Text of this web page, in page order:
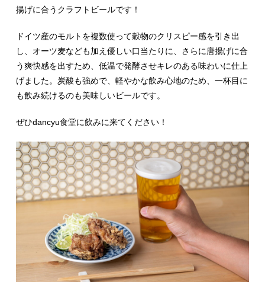
揚げに合うクラフトビールです！
ドイツ産のモルトを複数使って穀物のクリスピー感を引き出
し、オーツ麦なども加え優しい口当たりに、さらに唐揚げに合
う爽快感を出すため、低温で発酵させキレのある味わいに仕上
げました。炭酸も強めで、軽やかな飲み心地のため、一杯目に
も飲み続けるのも美味しいビールです。
ぜひdancyu食堂に飲みに来てください！